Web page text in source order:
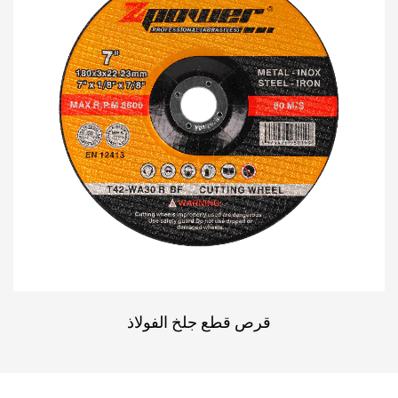
القطع الأخرى الموجودة في السوق. مع الاستخدام
والصيانة الصحيحة، يمكن لقرص القطع الخاص بنا أن
يتحمل قسوة مهام القطع الصعبة، مما يلغي الحاجة إلى
الاستبدالات المتكررة.
4. السلامة والدقة
تم تصميم قرص القطع الخاص بنا مع أخذ السلامة والدقة
في الاعتبار. إنه ذو شكل جانبي رفيع يقلل من خطر
الارتداد، مما يضمن بقاء المشغل آمنًا أثناء مهام القطع.
كما يسمح تصميم القرص بإجراء عمليات قطع دقيقة،
على الرغم من جودته وأدائه الجيد، فإن قرص القطع
قرص قطع جلخ الفولاذ